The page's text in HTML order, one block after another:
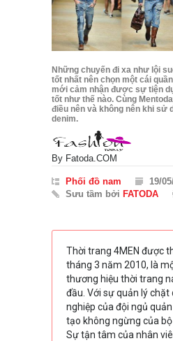
Những chuyến đi xa như lội
tốt nhất nên chọn một cái
mới cảm nhận được sự tiện
tốt như thế nào. Cùng
điều nên và không nên khi sử
denim.
By Fatoda.COM
Phối đồ nam
19/
Sưu tầm bởi FATODA
Thời trang 4MEN được
tháng 3 năm 2010, là
thương hiệu thời trang
đầu. Với sự quản lý chặt
nghiệp của đội ngủ
tạo không ngừng của
Sự tận tâm của nhân